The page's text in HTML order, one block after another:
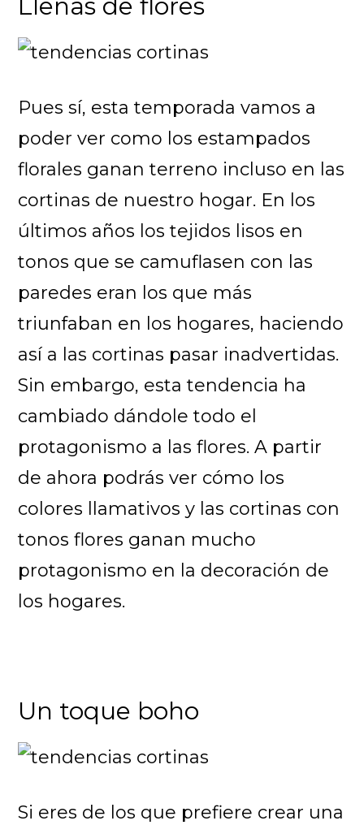
Llenas de flores
Pues sí, esta temporada vamos a
poder ver como los estampados
florales ganan terreno incluso en las
cortinas de nuestro hogar. En los
últimos años los tejidos lisos en
tonos que se camuflasen con las
paredes eran los que más
triunfaban en los hogares, haciendo
así a las cortinas pasar inadvertidas.
Sin embargo, esta tendencia ha
cambiado dándole todo el
protagonismo a las flores. A partir
de ahora podrás ver cómo los
colores llamativos y las cortinas con
tonos flores ganan mucho
protagonismo en la decoración de
los hogares.
Un toque boho
Si eres de los que prefiere crear una